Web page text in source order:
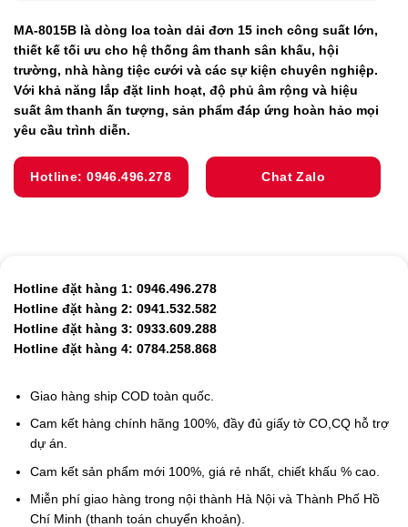
MA-8015B là dòng loa toàn dải đơn 15 inch công suất lớn,
thiết kế tối ưu cho hệ thống âm thanh sân khấu, hội
trường, nhà hàng tiệc cưới và các sự kiện chuyên nghiệp.
Với khả năng lắp đặt linh hoạt, độ phủ âm rộng và hiệu
suất âm thanh ấn tượng, sản phẩm đáp ứng hoàn hảo mọi
yêu cầu trình diễn.
Hotline: 0946.496.278 Chat Zalo
Hotline đặt hàng 1: 0946.496.278
Hotline đặt hàng 2: 0941.532.582
Hotline đặt hàng 3: 0933.609.288
Hotline đặt hàng 4: 0784.258.868
Giao hàng ship COD toàn quốc.
Cam kết hàng chính hãng 100%, đầy đủ giấy tờ CO,CQ hỗ trợ
dự án.
Cam kết sản phẩm mới 100%, giá rẻ nhất, chiết khấu % cao.
Miễn phí giao hàng trong nội thành Hà Nội và Thành Phố Hồ
Chí Minh (thanh toán chuyển khoản).